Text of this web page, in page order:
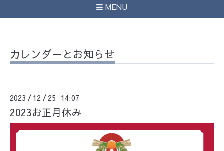
MENU
カレンダーとお知らせ
2023 / 12 / 25 14:07
2023お正月休み